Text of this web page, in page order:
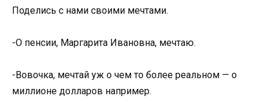
Поделись с нами своими мечтами.
-О пенсии, Маргарита Ивановна, мечтаю.
-Вовочка, мечтай уж о чем то более реальном — о
миллионе долларов например.